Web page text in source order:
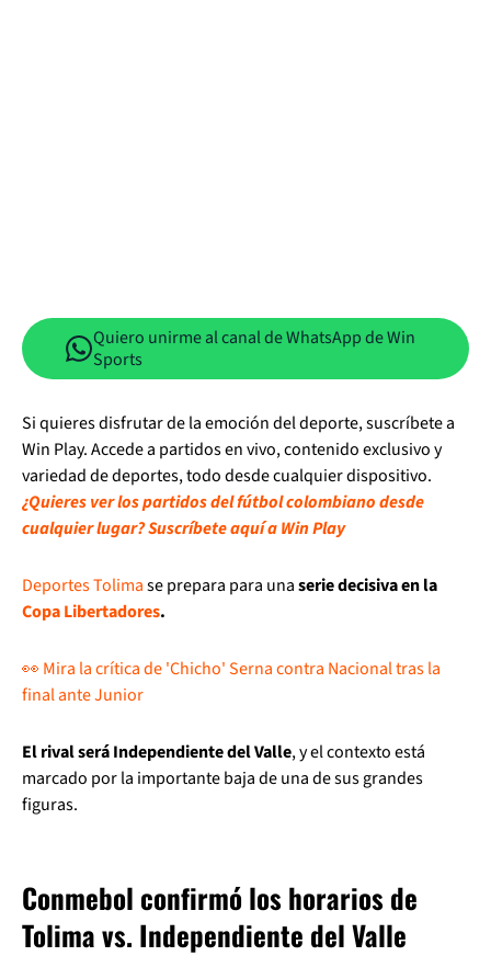
Quiero unirme al canal de WhatsApp de Win
Sports
Si quieres disfrutar de la emoción del deporte, suscríbete a
Win Play. Accede a partidos en vivo, contenido exclusivo y
variedad de deportes, todo desde cualquier dispositivo.
¿Quieres ver los partidos del fútbol colombiano desde
cualquier lugar? Suscríbete aquí a Win Play
Deportes Tolimase prepara para unaserie decisiva en la
Copa Libertadores.
👀 Mira la crítica de 'Chicho' Serna contra Nacional tras la
final ante Junior
El rival será Independiente del Valle, y el contexto está
marcado por la importante baja de una de sus grandes
figuras.
Conmebol confirmó los horarios de
Tolima vs. Independiente del Valle